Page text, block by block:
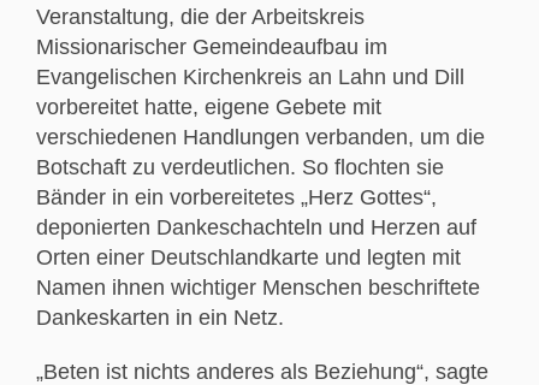
Veranstaltung, die der Arbeitskreis
Missionarischer Gemeindeaufbau im
Evangelischen Kirchenkreis an Lahn und Dill
vorbereitet hatte, eigene Gebete mit
verschiedenen Handlungen verbanden, um die
Botschaft zu verdeutlichen. So flochten sie
Bänder in ein vorbereitetes „Herz Gottes“,
deponierten Dankeschachteln und Herzen auf
Orten einer Deutschlandkarte und legten mit
Namen ihnen wichtiger Menschen beschriftete
Dankeskarten in ein Netz.
„Beten ist nichts anderes als Beziehung“, sagte